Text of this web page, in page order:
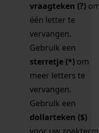
vraagteken (?)
één letter te
vervangen.
Gebruik een
sterretje (*) om
meer letters te
vervangen.
Gebruik een
dollarteken ($)